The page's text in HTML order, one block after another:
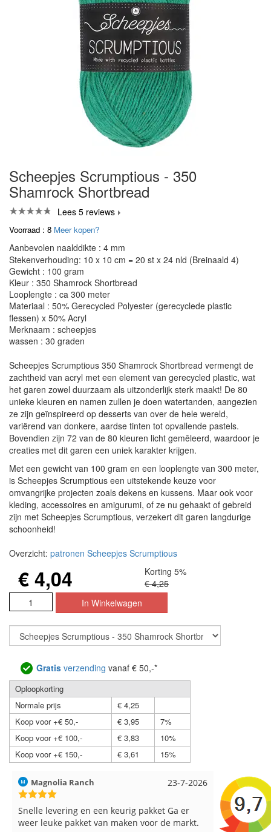
Scheepjes Scrumptious - 350
Shamrock Shortbread
Lees 5 reviews
Voorraad : 8 Meer kopen?
Aanbevolen naalddikte : 4 mm
Stekenverhouding: 10 x 10 cm = 20 st x 24 nld (Breinaald 4)
Gewicht : 100 gram
Kleur : 350 Shamrock Shortbread
Looplengte : ca 300 meter
Materiaal : 50% Gerecycled Polyester (gerecyclede plastic
flessen) x 50% Acryl
Merknaam : scheepjes
wassen : 30 graden
Scheepjes Scrumptious 350 Shamrock Shortbread vermengt de
zachtheid van acryl met een element van gerecycled plastic, wat
het garen zowel duurzaam als uitzonderlijk sterk maakt! De 80
unieke kleuren en namen zullen je doen watertanden, aangezien
ze zijn geïnspireerd op desserts van over de hele wereld,
variërend van donkere, aardse tinten tot opvallende pastels.
Bovendien zijn 72 van de 80 kleuren licht gemêleerd, waardoor je
creaties met dit garen een uniek karakter krijgen.
Met een gewicht van 100 gram en een looplengte van 300 meter,
is Scheepjes Scrumptious een uitstekende keuze voor
omvangrijke projecten zoals dekens en kussens. Maar ook voor
kleding, accessoires en amigurumi, of ze nu gehaakt of gebreid
zijn met Scheepjes Scrumptious, verzekert dit garen langdurige
schoonheid!
Overzicht: patronen Scheepjes Scrumptious
€ 4,04
Korting 5%
€ 4,25
Gratis verzending vanaf € 50,-*
Oploopkorting
Normale prijs
€ 4,25
Koop voor +€ 50,-
€ 3,95
7%
Koop voor +€ 100,-
€ 3,83
10%
Koop voor +€ 150,-
€ 3,61 15%
23-7-2026
Magnolia Ranch
Snelle levering en een keurig pakket Ga er
weer leuke pakket van maken voor de markt.
Hilde uit
Reeds